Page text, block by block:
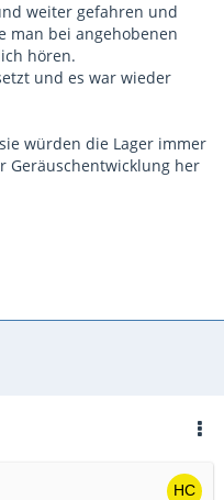
weiter gefahren und
man bei angehobenen
hören.
und es war wieder
würden die Lager immer
Geräuschentwicklung her